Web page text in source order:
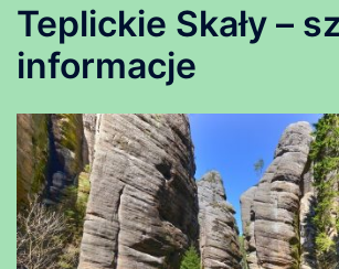
Teplickie Skały –
informacje